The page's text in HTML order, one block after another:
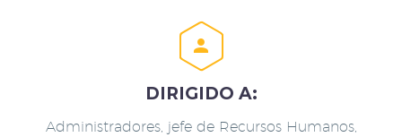


DIRIGIDO A:
Administradores, jefe de Recursos Humanos,